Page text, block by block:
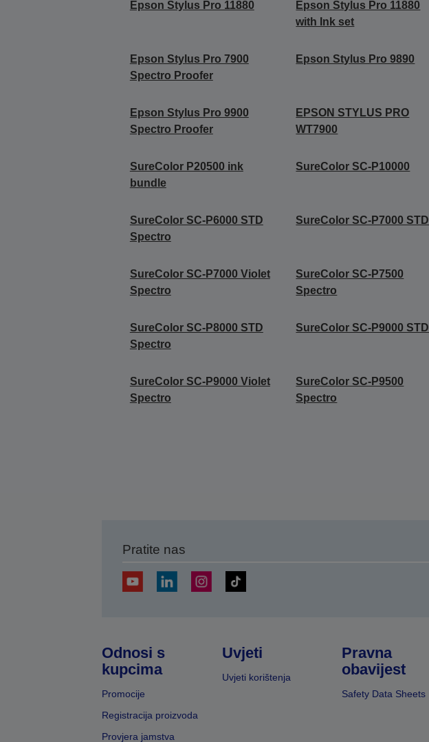
Epson Stylus Pro 11880
Epson Stylus Pro 11880
with Ink set
Epson Stylus Pro 7900
Spectro Proofer
Epson Stylus Pro 9890
Epson Stylus Pro 9900
Spectro Proofer
EPSON STYLUS PRO
WT7900
SureColor P20500 ink
bundle
SureColor SC-P10000
SureColor SC-P6000 STD
Spectro
SureColor SC-P7000 STD
SureColor SC-P7000 Violet
Spectro
SureColor SC-P7500
Spectro
SureColor SC-P8000 STD
Spectro
SureColor SC-P9000 STD
SureColor SC-P9000 Violet
Spectro
SureColor SC-P9500
Spectro
Pratite nas
Odnosi s
kupcima
Promocije
Registracija proizvoda
Provjera jamstva
Uvjeti
Uvjeti korištenja
Pravna
obavijest
Safety Data Sheets